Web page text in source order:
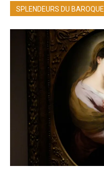
SPLENDEURS DU BAROQUE